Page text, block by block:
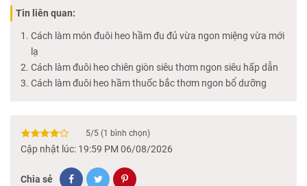
Tin liên quan:
Cách làm món đuôi heo hầm đu đủ vừa ngon miệng vừa mới
lạ
Cách làm đuôi heo chiên giòn siêu thơm ngon siêu hấp dẫn
Cách làm đuôi heo hầm thuốc bắc thơm ngon bổ dưỡng
5/5 (1 bình chọn)
Cập nhật lúc: 19:59 PM 06/08/2026
Chia sẻ